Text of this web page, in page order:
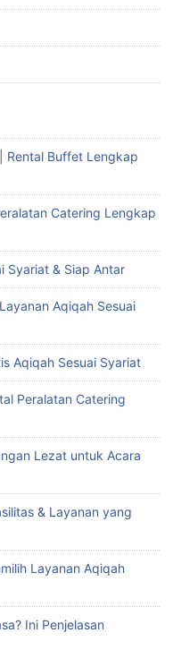
Rental Buffet Lengkap
Catering Lengkap
Syariat & Siap Antar
Aqiqah Sesuai
Aqiqah Sesuai Syariat
Peralatan Catering
Lezat untuk Acara
& Layanan yang
Layanan Aqiqah
Ini Penjelasan